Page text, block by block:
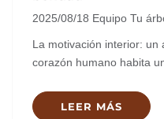
2025/08/18 Equipo Tu
La motivación interior: un
corazón humano habita
LEER MÁS